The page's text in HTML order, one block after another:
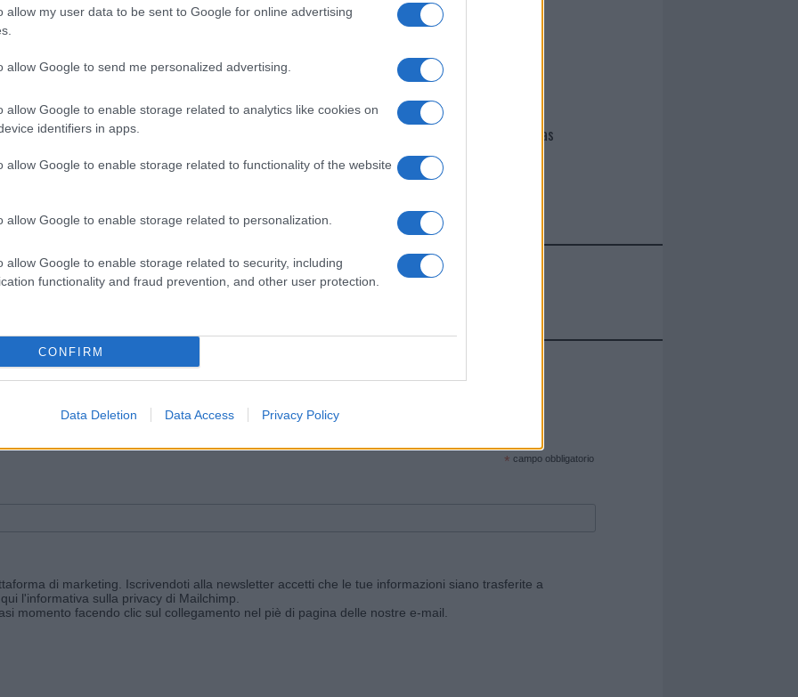
allow my user data to be sent to Google for online advertising
allow Google to send me personalized advertising.
allow Google to enable storage related to analytics like cookies on
identifiers in apps.
allow Google to enable storage related to functionality of the website
allow Google to enable storage related to personalization.
allow Google to enable storage related to security, including
functionality and fraud prevention, and other user protection.
CONFIRM
Data Deletion Data Access Privacy Policy
I nostri cari
Giovannimaria Cabras
Invia un Comunicato Stampa|Pubblicità|Segnala
e ricevi le nostre email periodiche contenenti le ultime notizie pubblicate sul sito web!
* campo obbligatorio
di marketing. Iscrivendoti alla newsletter accetti che le tue informazioni siano trasferite a
l'informativa sulla privacy di Mailchimp
momento facendo clic sul collegamento nel piè di pagina delle nostre e-mail.